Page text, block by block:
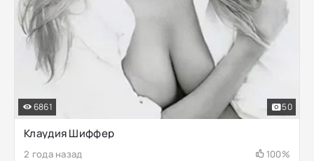
Клаудия Шиффер
2 года назад 100%
6861 50